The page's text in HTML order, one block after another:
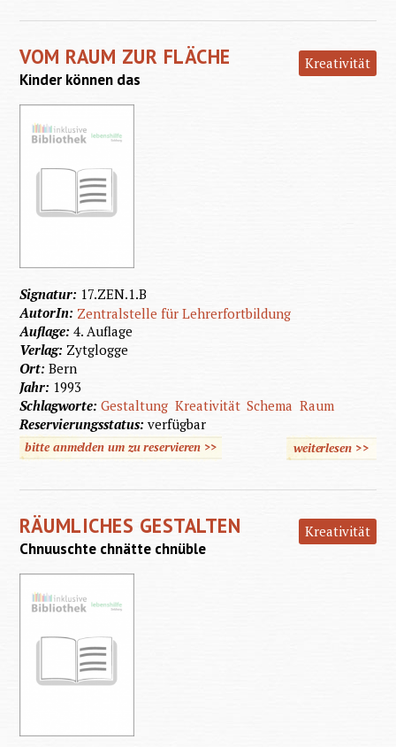
VOM RAUM ZUR FLÄCHE Kreativität
Kinder können das
Signatur: 17.ZEN.1.B
AutorIn: Zentralstelle für Lehrerfortbildung
Auflage:4. Auflage
Verlag: Zytglogge
Ort:Bern
Jahr: 1993
Schlagworte:Gestaltung Kreativität Schema Raum
Reservierungsstatus:verfügbar
bitte anmelden um zu reservieren >> weiterlesen
über
zur
>>
RÄUMLICHES GESTALTEN Kreativität
Chnuuschte chnätte chnüble